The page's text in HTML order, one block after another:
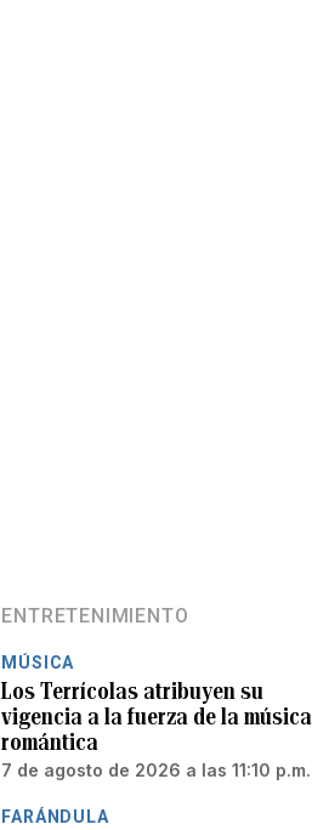
ENTRETENIMIENTO
MÚSICA
Los Terrícolas atribuyen su
vigencia a la fuerza de la música
romántica
7 de agosto de 2026 a las 11:10 p.m.
FARÁNDULA